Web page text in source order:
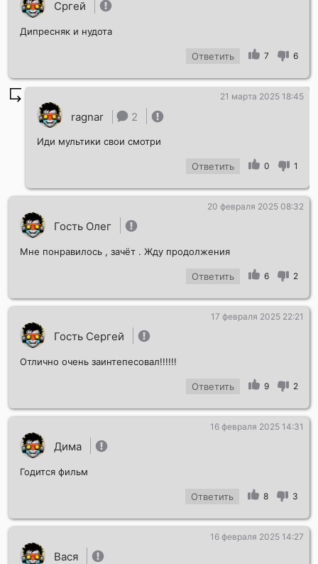
Сргей
Дипресняк и нудота
Ответить 7 6
ragnar 2
21 марта 2025 18:45
Иди мультики свои смотри
Ответить 0 1
Гость Олег
20 февраля 2025 08:32
Мне понравилось , зачёт . Жду продолжения
Ответить 6 2
Гость Сергей
17 февраля 2025 22:21
Отлично очень заинтепесовал!!!!!!
Ответить 9 2
Дима
16 февраля 2025 14:31
Годится фильм
Ответить 8 3
Вася
16 февраля 2025 14:27